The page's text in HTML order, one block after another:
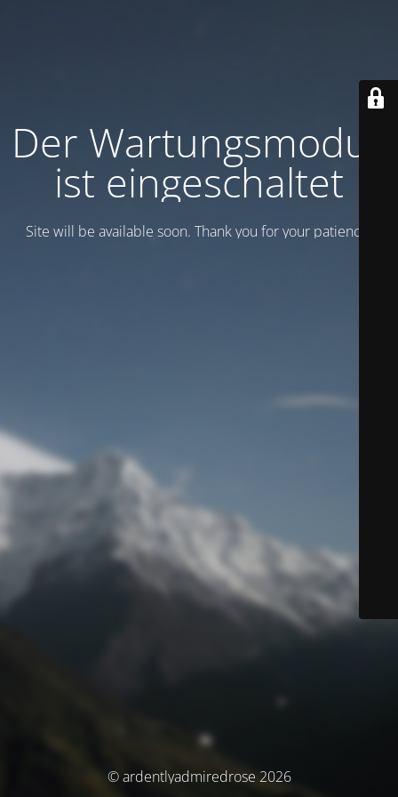
Der Wartungsmodus
ist eingeschaltet
Site will be available soon. Thank you for your patience!
© ardentlyadmiredrose 2026